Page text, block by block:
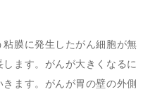
膜に発生したがん細胞が無
ます。がんが大きくなるに
ます。がんが胃の壁の外側